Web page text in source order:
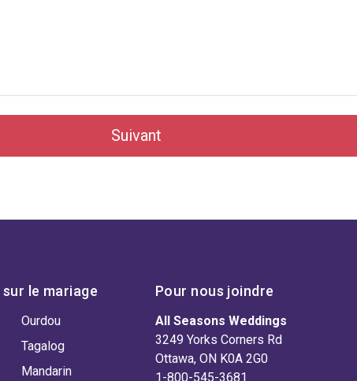
Suivant
le mariage
Ourdou
Tagalog
Mandarin
Pour nous joindre
All Seasons Weddings
3249 Yorks Corners Rd
Ottawa, ON K0A 2G0
1-800-545-3681